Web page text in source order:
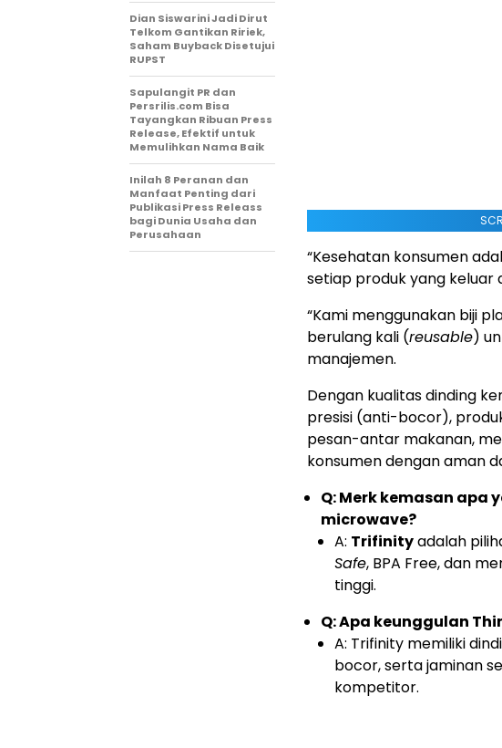
“Kesehatan konsumen
setiap produk yang keluar
“Kami menggunakan biji
berulang kali (reusable)
manajemen.
Dengan kualitas dinding
presisi (anti-bocor),
pesan-antar makanan,
konsumen dengan aman
Q: Merk kemasan
microwave?
A: Trifinityadalah
Safe, BPA Free, dan
tinggi.
Q: Apa keunggulan
A: Trifinity memiliki
bocor, serta jaminan
kompetitor.
Dian Siswarini Jadi Dirut
Telkom Gantikan Ririek,
Saham Buyback Disetujui
RUPST
Sapulangit PR dan
Persrilis.com Bisa
Tayangkan Ribuan Press
Release, Efektif untuk
Memulihkan Nama Baik
Inilah 8 Peranan dan
Manfaat Penting dari
Publikasi Press Releass
bagi Dunia Usaha dan
Perusahaan